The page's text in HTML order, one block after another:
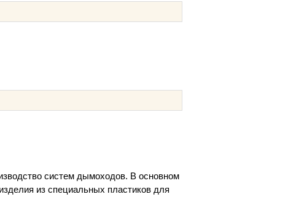
систем дымоходов. В основном
из специальных пластиков для